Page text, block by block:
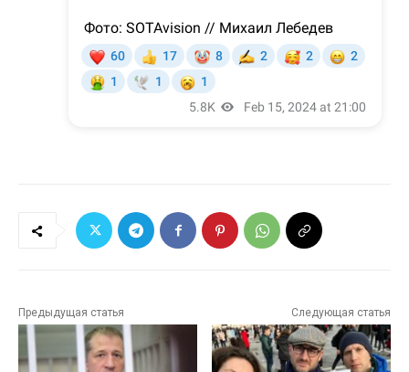
Предыдущая статья Следующая статья